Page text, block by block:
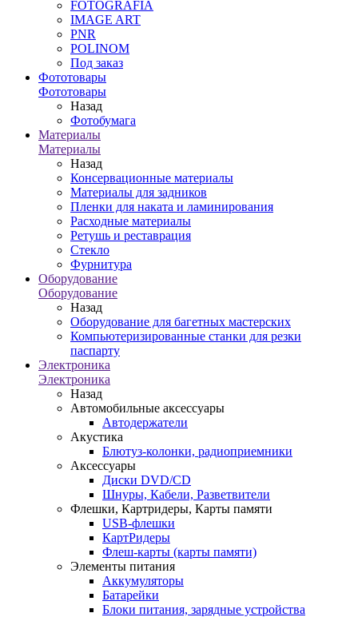
FOTOGRAFIA
IMAGE ART
PNR
POLINOM
Под заказ
Фототовары
Фототовары
Назад
Фотобумага
Материалы
Материалы
Назад
Консервационные материалы
Материалы для задников
Пленки для наката и ламинирования
Расходные материалы
Ретушь и реставрация
Стекло
Фурнитура
Оборудование
Оборудование
Назад
Оборудование для багетных мастерских
Компьютеризированные станки для резки
паспарту
Электроника
Электроника
Назад
Автомобильные аксессуары
Автодержатели
Акустика
Блютуз-колонки, радиоприемники
Аксессуары
Диски DVD/CD
Шнуры, Кабели, Разветвители
Флешки, Картридеры, Карты памяти
USB-флешки
КартРидеры
Флеш-карты (карты памяти)
Элементы питания
Аккумуляторы
Батарейки
Блоки питания, зарядные устройства